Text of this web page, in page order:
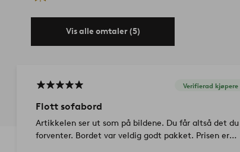
Vis alle omtaler (5)
Verifierad kjøpere
Flott sofabord
Artikkelen ser ut som på bildene. Du får altså det du
forventer. Bordet var veldig godt pakket. Prisen er